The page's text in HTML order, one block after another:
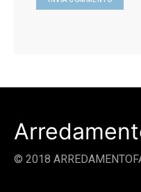
© 2018